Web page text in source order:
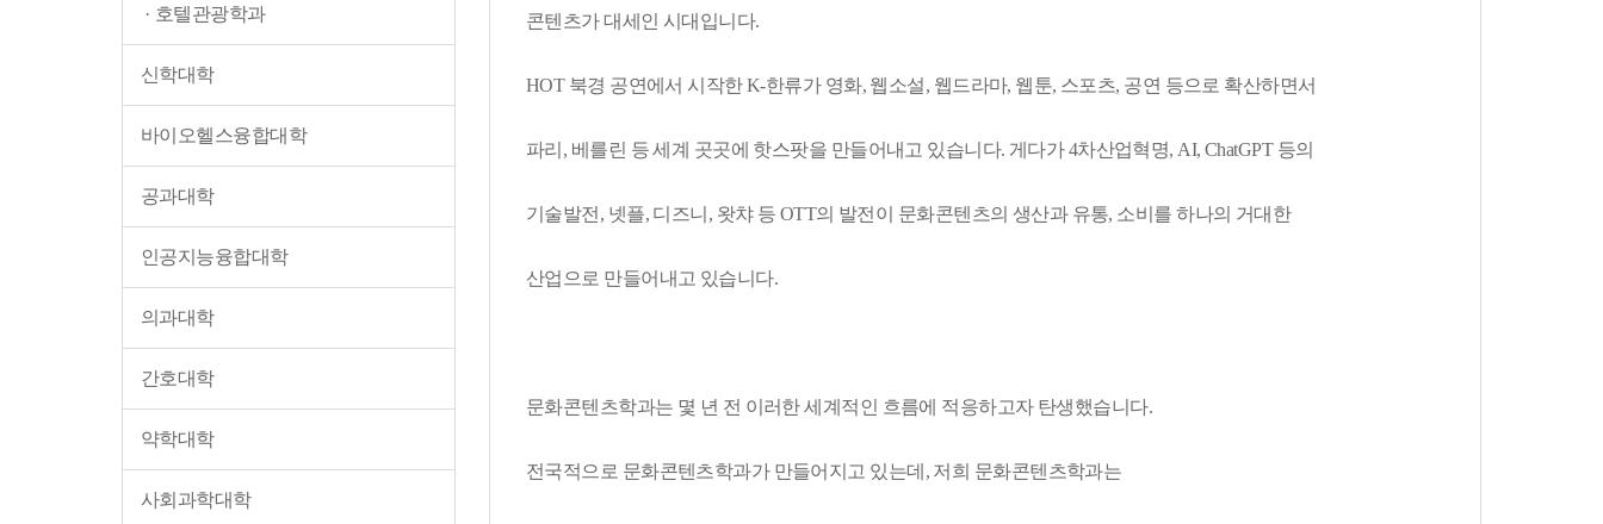
호텔관광학과
신학대학
바이오헬스융합대학
공과대학
인공지능융합대학
의과대학
간호대학
약학대학
사회과학대학
콘텐츠가 대세인 시대입니다.
HOT 북경 공연에서 시작한 K-한류가 영화, 웹소설, 웹드라마, 웹툰, 스포츠, 공연 등으로 확산하면서
파리, 베를린 등 세계 곳곳에 핫스팟을 만들어내고 있습니다. 게다가 4차산업혁명, AI, ChatGPT 등의
기술발전, 넷플, 디즈니, 왓챠 등 OTT의 발전이 문화콘텐츠의 생산과 유통, 소비를 하나의 거대한
산업으로 만들어내고 있습니다.
문화콘텐츠학과는 몇 년 전 이러한 세계적인 흐름에 적응하고자 탄생했습니다.
전국적으로 문화콘텐츠학과가 만들어지고 있는데, 저희 문화콘텐츠학과는